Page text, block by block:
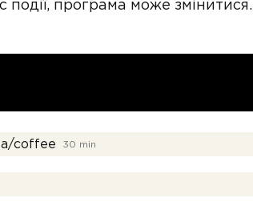
події, програма може змінитися.
coffee 30 min